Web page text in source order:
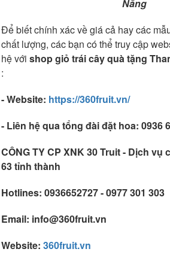
Nẵng
Để biết chính xác về giá cả hay các
chất lượng, các bạn có thể truy cập
hệ với shop giỏ trái cây quà tặng
:
- Website: https://360fruit.vn/
- Liên hệ qua tổng đài đặt hoa: 0936
CÔNG TY CP XNK 30 Truit - Dịch vụ
63 tỉnh thành
Hotlines: 0936652727 - 0977 301 303
Email: info@360fruit.vn
Website: 360fruit.vn